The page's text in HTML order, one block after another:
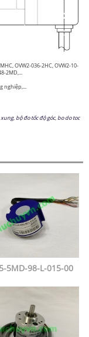
OVW2-036-2HC, OVW2-10-
2MD,...
, bộ đo tốc độ góc, bo do toc
5MD-98-L-015-00